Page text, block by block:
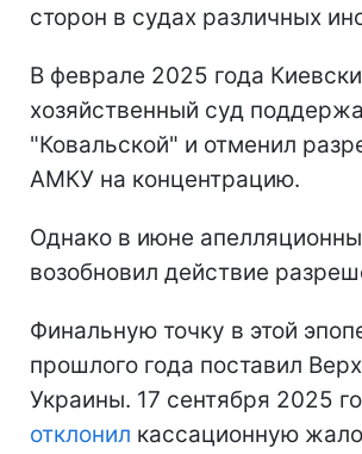
сторон в судах различных
В феврале 2025 года
хозяйственный суд
"Ковальской" и отменил
АМКУ на концентрацию.
Однако в июне
возобновил действие
Финальную точку в этой
прошлого года поставил
Украины. 17 сентября 2025
отклонил кассационную